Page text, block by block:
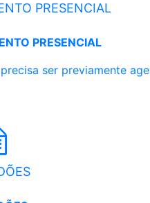
PRESENCIAL
PRESENCIAL
ser previamente